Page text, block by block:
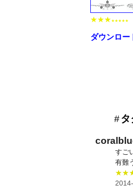
★★★ ★★★★★
ダウンロー
すご
有難